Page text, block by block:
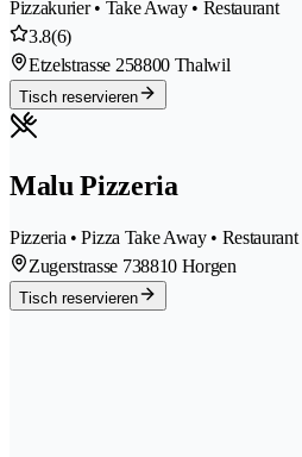
Pizzakurier • Take Away • Restaurant
3.8(6)
Etzelstrasse 258800 Thalwil
Tisch reservieren
Malu Pizzeria
Pizzeria • Pizza Take Away • Restaurant
Zugerstrasse 738810 Horgen
Tisch reservieren